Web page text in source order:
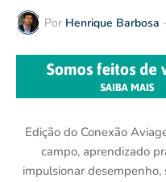
Por Henrique Barbosa -
Edição do Conexão
campo, aprendizado
impulsionar